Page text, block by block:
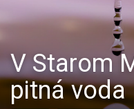
V Starom
pitná voda